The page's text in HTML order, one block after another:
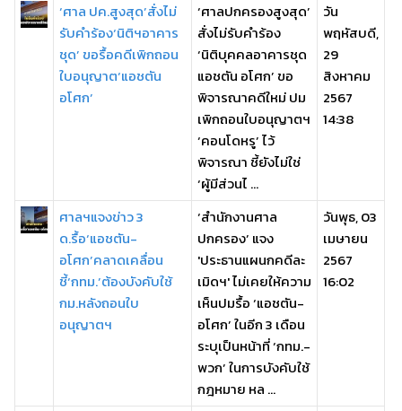
‘ศาล ปค.สูงสุด’สั่งไม่
รับคำร้อง‘นิติฯอาคาร
ชุด’ ขอรื้อคดีเพิกถอน
ใบอนุญาต‘แอชตัน
อโศก’
‘ศาลปกครองสูงสุด’
สั่งไม่รับคำร้อง
‘นิติบุคคลอาคารชุด
แอชตัน อโศก’ ขอ
พิจารณาคดีใหม่ ปม
เพิกถอนใบอนุญาตฯ
‘คอนโดหรู’ ไว้
พิจารณา ชี้ยังไม่ใช่
‘ผู้มีส่วนไ ...
วัน
พฤหัสบดี,
29
สิงหาคม
2567
14:38
ศาลฯแจงข่าว 3
ด.รื้อ‘แอชตัน-
อโศก’คลาดเคลื่อน
ชี้‘กทม.’ต้องบังคับใช้
กม.หลังถอนใบ
อนุญาตฯ
‘สำนักงานศาล
ปกครอง’ แจง
'ประธานแผนกคดีละ
เมิดฯ' ไม่เคยให้ความ
เห็นปมรื้อ ‘แอชตัน-
อโศก’ ในอีก 3 เดือน
ระบุเป็นหน้าที่ ‘กทม.-
พวก’ ในการบังคับใช้
กฎหมาย หล ...
วันพุธ, 03
เมษายน
2567
16:02